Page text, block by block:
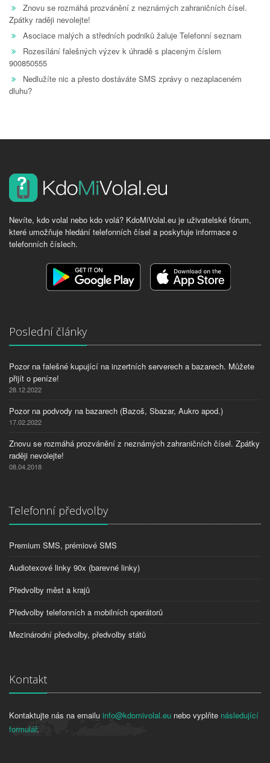
Znovu se rozmáhá prozvánění z neznámých zahraničních čísel.
Zpátky raději nevolejte!
Asociace malých a středních podniků žaluje Telefonní seznam
Rozesílání falešných výzev k úhradě s placeným číslem
900850555
Nedlužíte nic a přesto dostáváte SMS zprávy o nezaplaceném
dluhu?
Nevíte, kdo volal nebo kdo volá? KdoMiVolal.eu je uživatelské fórum,
které umožňuje hledání telefonních čísel a poskytuje informace o
telefonních číslech.
Poslední články
Pozor na falešné kupující na inzertních serverech a bazarech. Můžete
přijít o peníze!
28.12.2022
Pozor na podvody na bazarech (Bazoš, Sbazar, Aukro apod.)
17.02.2022
Znovu se rozmáhá prozvánění z neznámých zahraničních čísel. Zpátky
raději nevolejte!
08.04.2018
Telefonní předvolby
Premium SMS, prémiové SMS
Audiotexové linky 90x (barevné linky)
Předvolby měst a krajů
Předvolby telefonních a mobilních operátorů
Mezinárodní předvolby, předvolby států
Kontakt
Kontaktujte nás na emailu info@kdomivolal.eu nebo vyplňte následující
formulář.